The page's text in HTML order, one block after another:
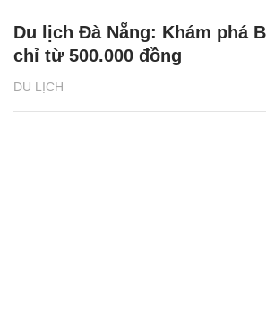
DU LỊCH
Du lịch Đà Nẵng: Khám phá
chỉ từ 500.000 đồng